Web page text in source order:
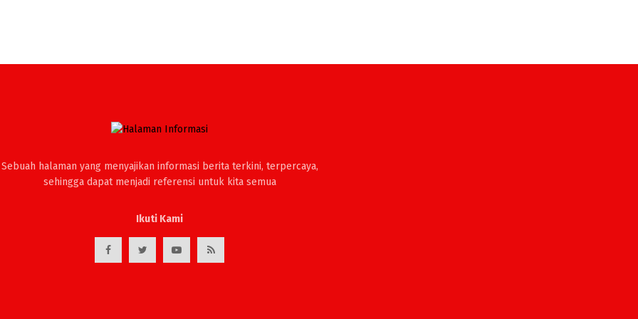
Sebuah halaman yang menyajikan informasi berita terkini, terpercaya,
sehingga dapat menjadi referensi untuk kita semua
Ikuti Kami